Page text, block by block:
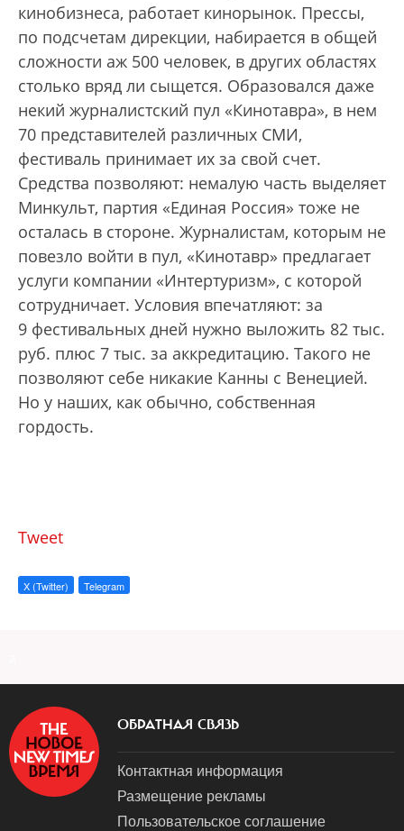
кинобизнеса, работает кинорынок. Прессы,
по подсчетам дирекции, набирается в общей
сложности аж 500 человек, в других областях
столько вряд ли сыщется. Образовался даже
некий журналистский пул «Кинотавра», в нем
70 представителей различных СМИ,
фестиваль принимает их за свой счет.
Средства позволяют: немалую часть выделяет
Минкульт, партия «Единая Россия» тоже не
осталась в стороне. Журналистам, которым не
повезло войти в пул, «Кинотавр» предлагает
услуги компании «Интертуризм», с которой
сотрудничает. Условия впечатляют: за
9 фестивальных дней нужно выложить 82 тыс.
руб. плюс 7 тыс. за аккредитацию. Такого не
позволяют себе никакие Канны с Венецией.
Но у наших, как обычно, собственная
гордость.
Tweet
X (Twitter) Telegram
ОБРАТНАЯ СВЯЗЬ
Контактная информация
Размещение рекламы
Пользовательское соглашение